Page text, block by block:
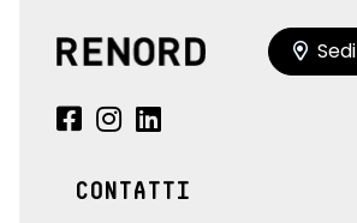
Sedi
CONTATTI